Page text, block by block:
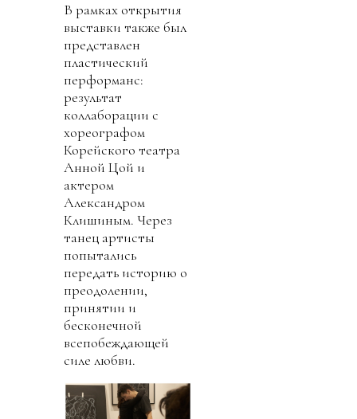
В рамках открытия
выставки также был
представлен
пластический
перформанс:
результат
коллаборации с
хореографом
Корейского театра
Анной Цой и
актером
Александром
Клишиным. Через
танец артисты
попытались
передать историю о
преодолении,
принятии и
бесконечной
всепобеждающей
силе любви.